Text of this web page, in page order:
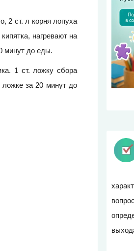
2 ст. л корня лопуха
нагревают на
минут до еды.
1 ст. ложку сбора
ложке за 20 минут до